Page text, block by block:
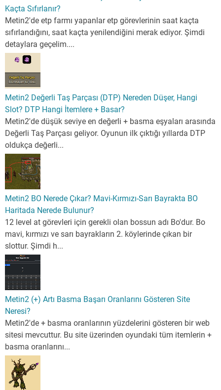
Kaçta Sıfırlanır?
Metin2'de etp farmı yapanlar etp görevlerinin saat kaçta
sıfırlandığını, saat kaçta yenilendiğini merak ediyor. Şimdi
detaylara geçelim....
Metin2 Değerli Taş Parçası (DTP) Nereden Düşer, Hangi
Slot? DTP Hangi İtemlere + Basar?
Metin2'de düşük seviye en değerli + basma eşyaları arasında
Değerli Taş Parçası geliyor. Oyunun ilk çıktığı yıllarda DTP
oldukça değerli...
Metin2 BO Nerede Çıkar? Mavi-Kırmızı-Sarı Bayrakta BO
Haritada Nerede Bulunur?
12 level at görevleri için gerekli olan bossun adı Bo'dur. Bo
mavi, kırmızı ve sarı bayrakların 2. köylerinde çıkan bir
slottur. Şimdi h...
Metin2 (+) Artı Basma Başarı Oranlarını Gösteren Site
Neresi?
Metin2'de + basma oranlarının yüzdelerini gösteren bir web
sitesi mevcuttur. Bu site üzerinden oyundaki tüm itemlerin +
basma oranlarını...